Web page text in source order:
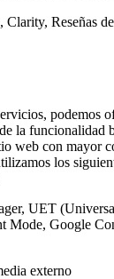
Clarity, Reseñas
podemos
la funcionalidad
web con mayor
los
UET
Mode, Google
externo